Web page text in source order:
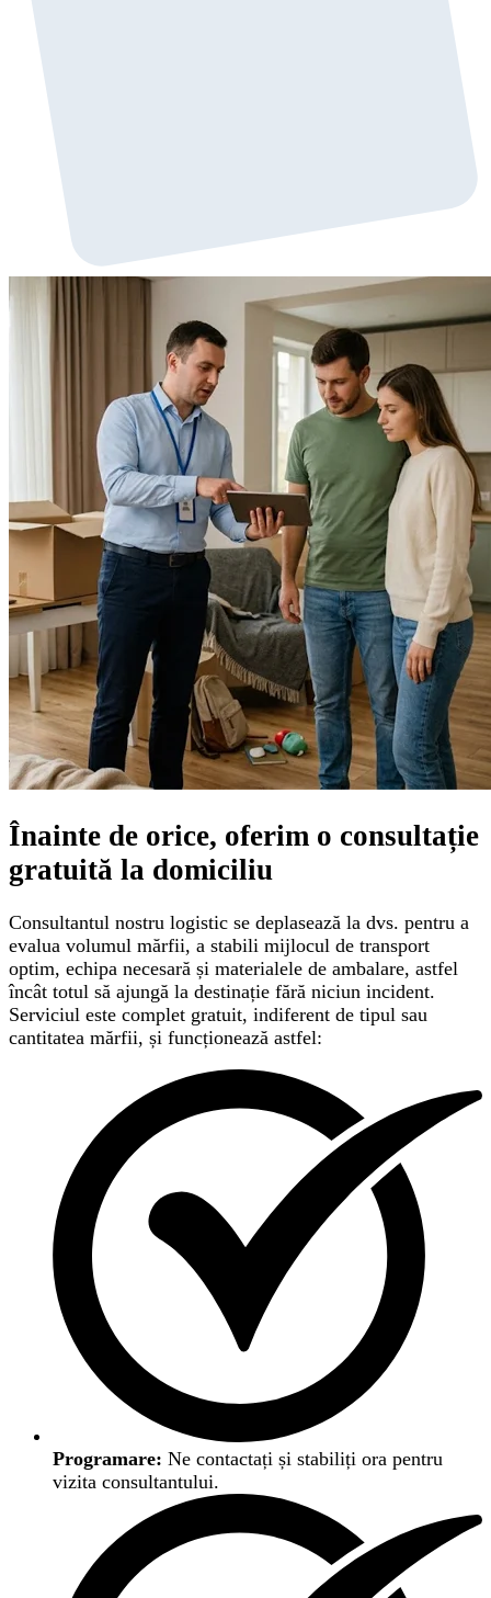
Înainte de orice, oferim o consultație
gratuită la domiciliu
Consultantul nostru logistic se deplasează la dvs. pentru a
evalua volumul mărfii, a stabili mijlocul de transport
optim, echipa necesară și materialele de ambalare, astfel
încât totul să ajungă la destinație fără niciun incident.
Serviciul este complet gratuit, indiferent de tipul sau
cantitatea mărfii, și funcționează astfel:
Programare: Ne contactați și stabiliți ora pentru
vizita consultantului.